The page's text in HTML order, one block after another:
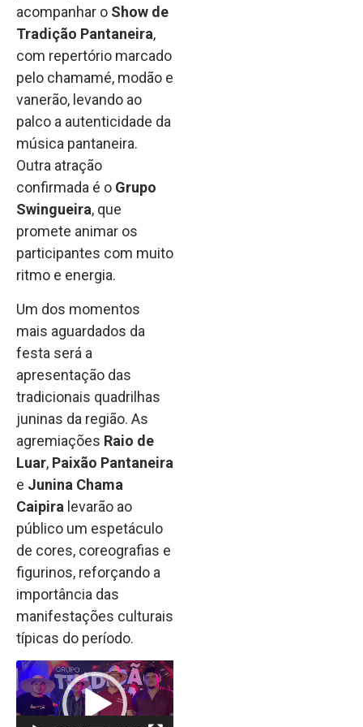
acompanhar o Show de
Tradição Pantaneira,
com repertório marcado
pelo chamamé, modão e
vanerão, levando ao
palco a autenticidade da
música pantaneira.
Outra atração
confirmada é o Grupo
Swingueira, que
promete animar os
participantes com muito
ritmo e energia.
Um dos momentos
mais aguardados da
festa será a
apresentação das
tradicionais quadrilhas
juninas da região. As
agremiações Raio de
Luar, Paixão Pantaneira
e Junina Chama
Caipira levarão ao
público um espetáculo
de cores, coreografias e
figurinos, reforçando a
importância das
manifestações culturais
típicas do período.
Tocador
de
vídeo